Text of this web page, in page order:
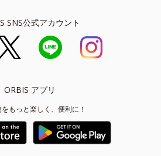
SNS公式アカウント
ORBIS アプリ
もっと楽しく、便利に！